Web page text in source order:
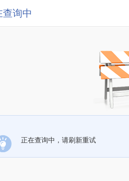
查询中
正在查询中，请刷新重试